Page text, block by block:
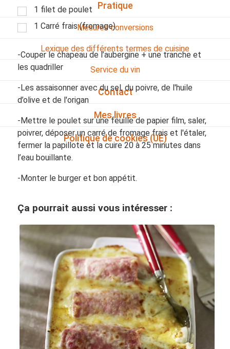
Pratique
Mesures conversions
Lexique des différents termes de cuisine
Service du vin
Contact
Mes livres
Politique de cookies (UE)
1 filet de poulet
1 Carré frais (fromage)
-Couper le chapeau de l’aubergine + une tranche et
les quadriller
-Les assaisonner avec du sel, du poivre, de l'huile
d’olive et de l'origan
-Mettre le poulet sur une feuille de papier film, saler,
poivrer, déposer un carré de fromage frais et l'étaler,
fermer la papillote et la cuire 20 à 25 minutes dans
l’eau bouillante.
-Monter le burger et bon appétit.
Ça pourrait aussi vous intéresser :